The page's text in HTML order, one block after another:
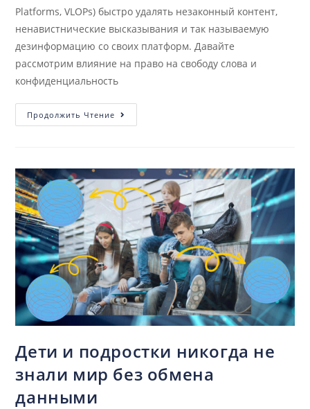
Platforms, VLOPs) быстро удалять незаконный контент,
ненавистнические высказывания и так называемую
дезинформацию со своих платформ. Давайте
рассмотрим влияние на право на свободу слова и
конфиденциальность
Продолжить Чтение
Дети и подростки никогда не
знали мир без обмена
данными